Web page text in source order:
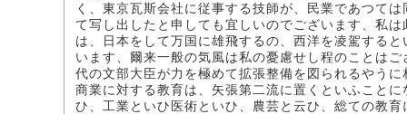
く、東京瓦斯会社に従事する技師が、民業であつて
て写し出したと申しても宜しいのでございます、私
は、日本をして万国に雄飛するの、西洋を凌駕する
います、爾来一般の気風は私の憂慮せし程のことは
代の文部大臣が力を極めて拡張整備を図られるやう
商業に対する教育は、矢張第二流に置くといふこと
ひ、工業といひ医術といひ、農芸と云ひ、総ての教